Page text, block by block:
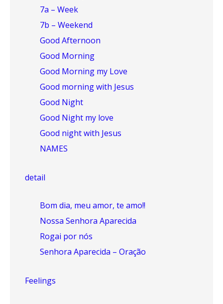
7a – Week
7b – Weekend
Good Afternoon
Good Morning
Good Morning my Love
Good morning with Jesus
Good Night
Good Night my love
Good night with Jesus
NAMES
detail
Bom dia, meu amor, te amo!!
Nossa Senhora Aparecida
Rogai por nós
Senhora Aparecida – Oração
Feelings